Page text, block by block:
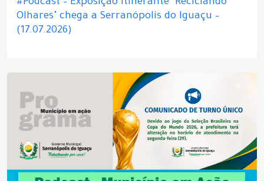
#Podcast – Exposição itinerante "Reciclando
Olhares" chega a Serranópolis do Iguaçu –
(17.07.2026)